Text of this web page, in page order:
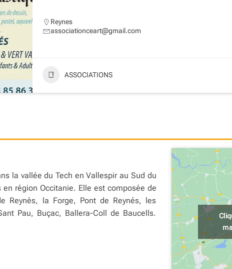
Reynes
associationceart@gmail.com
ASSOCIATIONS
la vallée du Tech en Vallespir au Sud du
région Occitanie. Elle est composée de
Reynès, la Forge, Pont de Reynés, les
Pau, Buçac, Ballera-Coll de Baucells.